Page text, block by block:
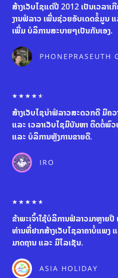
t
e
4
u
ສ້າງເວັບໄຊແຕ່ປີ 2012 ເປັນເວລ
ງານຟໍລາວ ເພີ່ນຊ່ວຍອັບເດດຂໍ້ມູນ
ເພີ່ມ ບໍລິການສະບາຍໆເປັນກັນເອງ.
PHONEPRASEUTH
☆ ☆ ☆ ☆ ☆
t
e
4
5
o
ສ້າງເວັບໄຊນຳຟໍລາວສະດວກດີ ມີຄ
ແລະ ເວລາເວັບໄຊມີບັນຫາ ຕິດຕໍ່ພົວ
ແລະ ບໍລິການຫຼັງການຂາຍດີ.
IRO
☆ ☆ ☆ ☆ ☆
t
e
4
6
o
ຂ້າພະເຈົ້າໃຊ້ບໍລິການຟໍລາວມາຫຼາຍ
ທ່ານທີ່ຢາກສ້າງເວັບໄຊລາຄາບໍ່ແພງ
ມາດຖານ ແລະ ມີໄລເຊັນ.
ASIA HOLIDAY